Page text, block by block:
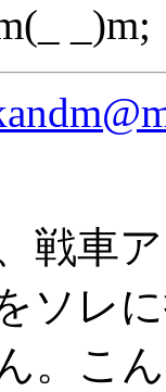
_)m;
戦車
ソレ
。こ